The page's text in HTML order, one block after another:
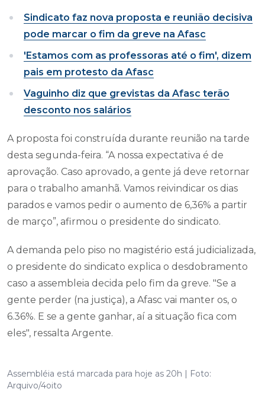
Sindicato faz nova proposta e reunião decisiva
pode marcar o fim da greve na Afasc
'Estamos com as professoras até o fim', dizem
pais em protesto da Afasc
Vaguinho diz que grevistas da Afasc terão
desconto nos salários
A proposta foi construída durante reunião na tarde
desta segunda-feira. “A nossa expectativa é de
aprovação. Caso aprovado, a gente já deve retornar
para o trabalho amanhã. Vamos reivindicar os dias
parados e vamos pedir o aumento de 6,36% a partir
de março”, afirmou o presidente do sindicato.
A demanda pelo piso no magistério está judicializada,
o presidente do sindicato explica o desdobramento
caso a assembleia decida pelo fim da greve. "Se a
gente perder (na justiça), a Afasc vai manter os, o
6.36%. E se a gente ganhar, aí a situação fica com
eles", ressalta Argente.
Assembléia está marcada para hoje as 20h | Foto:
Arquivo/4oito